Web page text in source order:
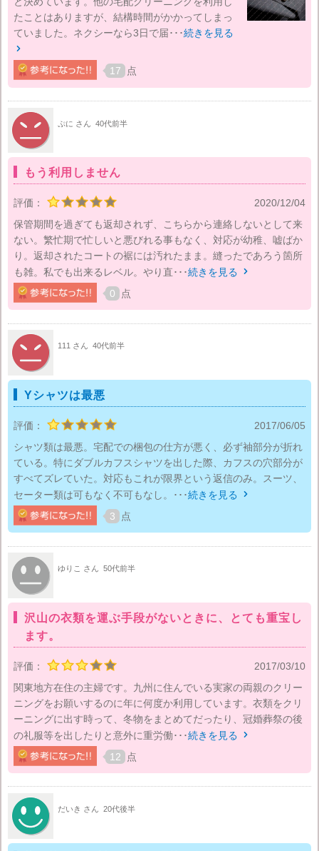
たことはありますが、結構時間がかかってしまっ
ていました。ネクシーなら3日で届･･･続きを見る

17 点
ぷに さん 40代前半
もう利用しません
評価：
2020/12/04
保管期間を過ぎても返却されず、こちらから連絡しないとして来
ない。繁忙期で忙しいと悪びれる事もなく、対応が幼稚、嘘ばか
り。返却されたコートの裾には汚れたまま。縫ったであろう箇所
も雑。私でも出来るレベル。やり直･･･続きを見る 
0 点
111 さん 40代前半
Yシャツは最悪
評価：
2017/06/05
シャツ類は最悪。宅配での梱包の仕方が悪く、必ず袖部分が折れ
ている。特にダブルカフスシャツを出した際、カフスの穴部分が
すべてズレていた。対応もこれが限界という返信のみ。スーツ、
セーター類は可もなく不可もなし。･･･続きを見る 
3 点
ゆりこ さん 50代前半
沢山の衣類を運ぶ手段がないときに、とても重宝し
ます。
評価：
2017/03/10
関東地方在住の主婦です。九州に住んでいる実家の両親のクリー
ニングをお願いするのに年に何度か利用しています。衣類をクリ
ーニングに出す時って、冬物をまとめてだったり、冠婚葬祭の後
の礼服等を出したりと意外に重労働･･･続きを見る 
12 点
だいき さん 20代後半